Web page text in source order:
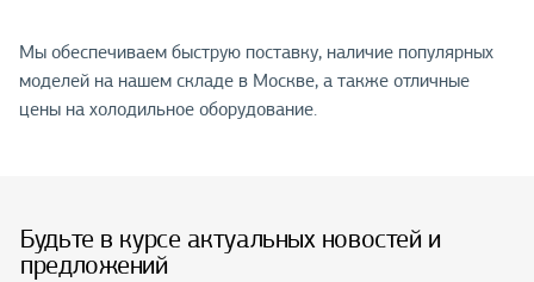
Мы обеспечиваем быструю поставку, наличие популярных
моделей на нашем складе в Москве, а также отличные
цены на холодильное оборудование.
Будьте в курсе актуальных новостей и
предложений